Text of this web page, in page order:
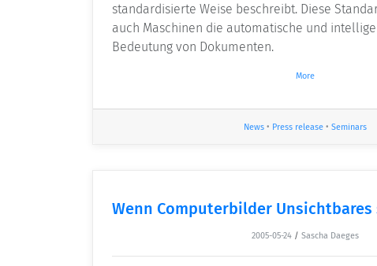
standardisierte Weise beschreibt. Diese
auch Maschinen die automatische und
Bedeutung von Dokumenten.
More
News • Press release • Seminars
Wenn Computerbilder
2005-05-24 / Sascha Daeges